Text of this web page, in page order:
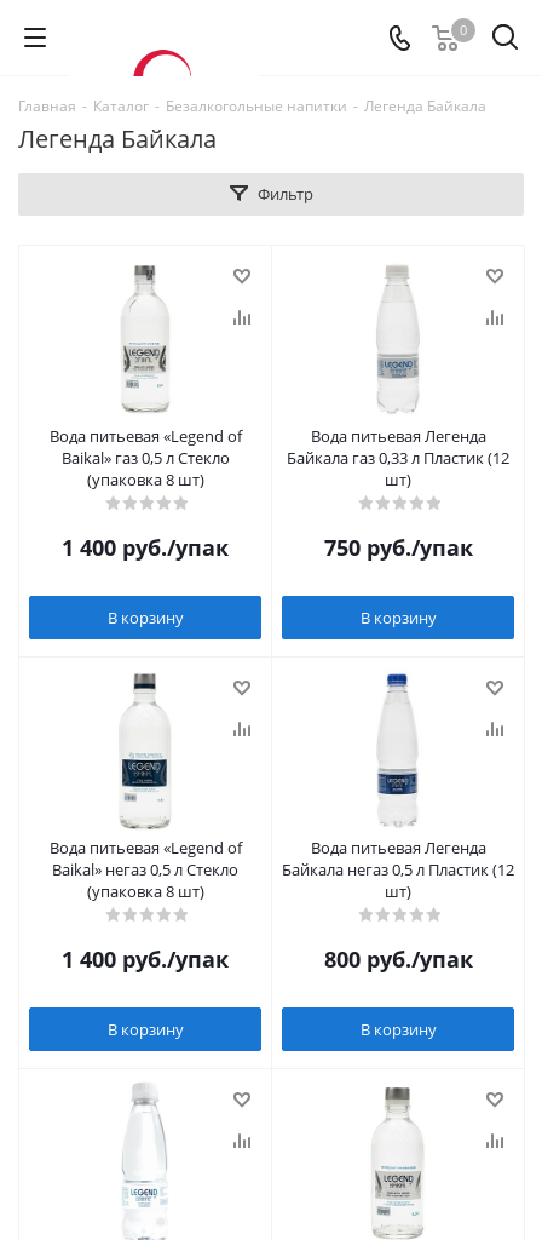
0
Главная - Каталог - Безалкогольные напитки - Легенда Байкала
Легенда Байкала
Фильтр
Вода питьевая «Legend of
Baikal» газ 0,5 л Стекло
(упаковка 8 шт)
1 400 руб./упак
В корзину
Вода питьевая Легенда
Байкала газ 0,33 л Пластик (12
шт)
750руб./упак
В корзину
Вода питьевая «Legend of
Baikal» негаз 0,5 л Стекло
(упаковка 8 шт)
1 400 руб./упак
В корзину
Вода питьевая Легенда
Байкала негаз 0,5 л Пластик (12
шт)
800руб./упак
В корзину